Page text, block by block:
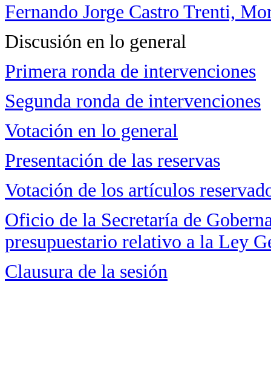
Fernando Jorge Castro Trenti,
Discusión en lo general
Primera ronda de intervenciones
Segunda ronda de intervenciones
Votación en lo general
Presentación de las reservas
Votación de los artículos
Oficio de la Secretaría de
presupuestario relativo a la Ley
Clausura de la sesión